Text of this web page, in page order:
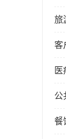
旅
客
公
餐